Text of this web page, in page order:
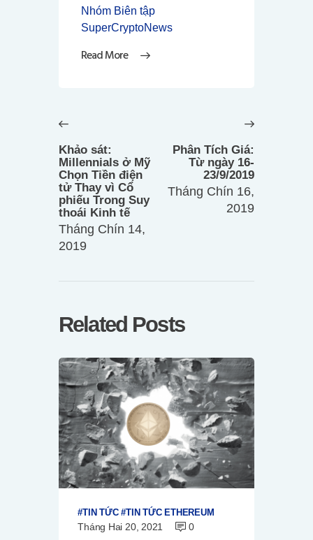
Nhóm Biên tập
SuperCryptoNews
Read More
hướng
bài
viết
post:
Khảo sát:
Millennials ở Mỹ
Chọn Tiền điện
tử Thay vì Cổ
phiếu Trong Suy
thoái Kinh tế
Tháng Chín 14,
2019
Phân Tích Giá:
Từ ngày 16-
23/9/2019
Tháng Chín 16,
2019
Related Posts
TIN TỨC TIN TỨC ETHEREUM
Tháng Hai 20, 2021 0